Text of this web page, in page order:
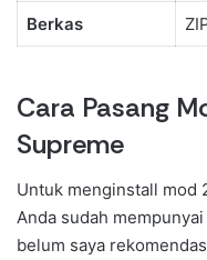
Berkas
Cara Pasang
Supreme
Untuk menginstall mod
Anda sudah
belum saya